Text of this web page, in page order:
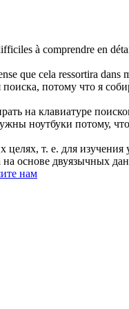
à comprendre en
que cela ressortira dans
потому что я
на клавиатуре
ноутбуки потому, что
т. е. для
основе двуязычных
нам